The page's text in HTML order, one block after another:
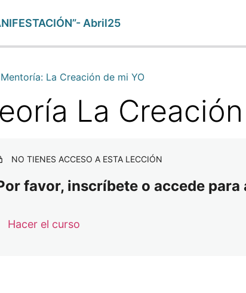
Abril25
Mª Jesús Solavera
La Creación de mi YO
La
NO TIENES ACCESO A ESTA LECCIÓN
favor, inscríbete o accede
Hacer el curso